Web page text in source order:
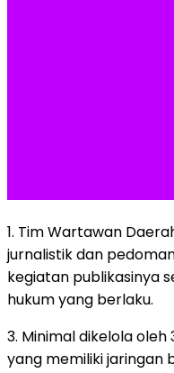
1. Tim Wartawan
jurnalistik dan
kegiatan publikasinya
hukum yang berlaku.
3. Minimal dikelola
yang memiliki jaringan